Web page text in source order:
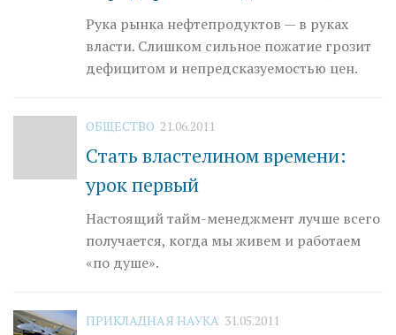
Рука рынка нефтепродуктов — в руках
власти. Слишком сильное пожатие грозит
дефицитом и непредсказуемостью цен.
ОБЩЕСТВО 21.06.2011
Стать властелином времени:
урок первый
Настоящий тайм-менеджмент лучше всего
получается, когда мы живем и работаем
«по душе».
ПРИКЛАДНАЯ НАУКА 31.05.2011